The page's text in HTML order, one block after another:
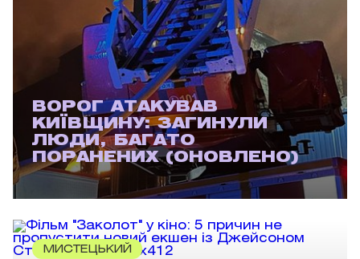
ВОРОГ АТАКУВАВ
КИЇВЩИНУ: ЗАГИНУЛИ
ЛЮДИ, БАГАТО
ПОРАНЕНИХ (ОНОВЛЕНО)
МИСТЕЦЬКИЙ